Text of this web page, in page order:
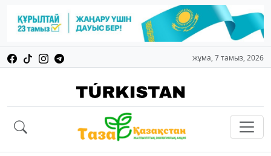
жұма, 7 тамыз, 2026